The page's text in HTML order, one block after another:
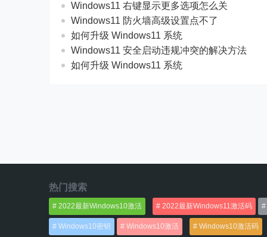
Windows11 右键显示更多选项怎么关
Windows11 防火墙高级设置点不了
如何升级 Windows11 系统
Windows11 安全启动违规冲突的解决方法
如何升级 Windows11 系统
热门搜索
2022最新Windows10激活 2022最新Windows11激活码
Windows10密钥 Windows10激活 Windows10激活码